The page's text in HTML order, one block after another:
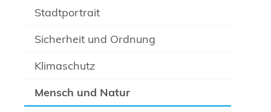
Stadtportrait
Sicherheit und Ordnung
Klimaschutz
Mensch und Natur